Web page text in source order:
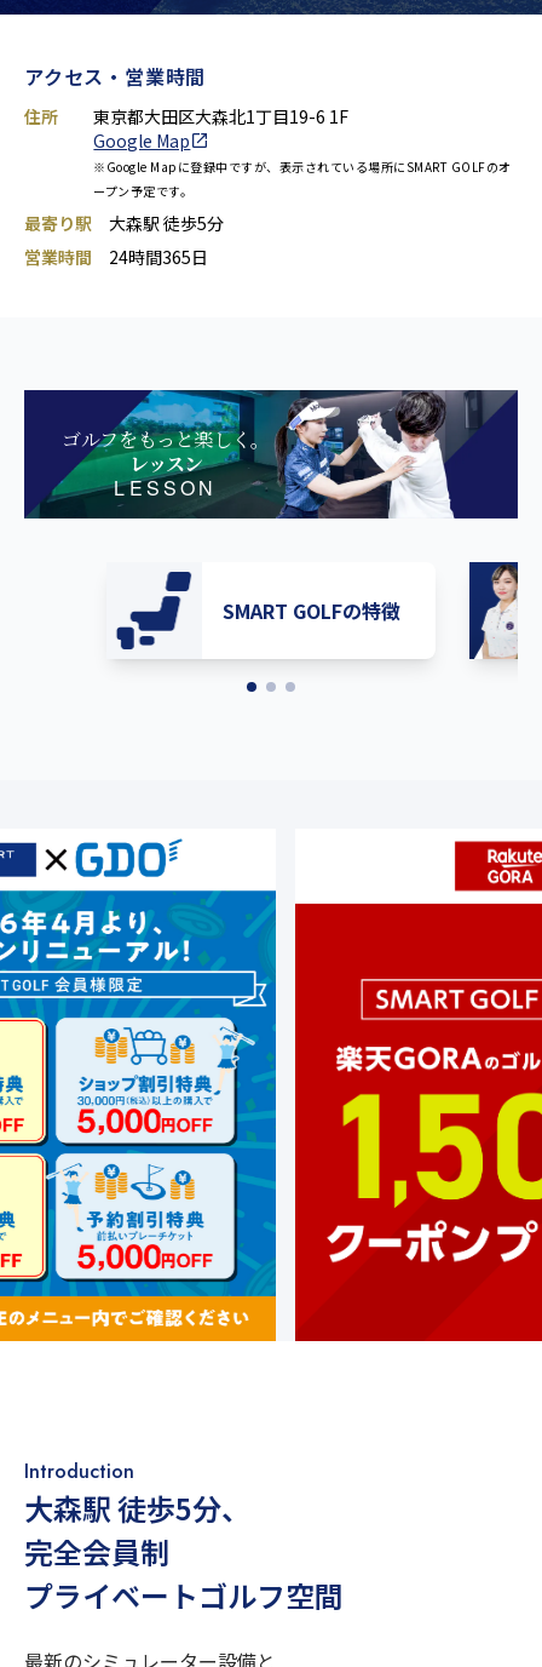
アクセス・営業時間
住所
東京都大田区大森北1丁目19-6 1F
Google Map
※Google Mapに登録中ですが、表示されている場所にSMART GOLFのオ
ープン予定です。
最寄り駅
大森駅 徒歩5分
営業時間
24時間365日
ゴルフをもっと楽しく。
レッスン
LESSON
SMART GOLFの特徴
Introduction
大森駅 徒歩5分、
完全会員制
プライベートゴルフ空間